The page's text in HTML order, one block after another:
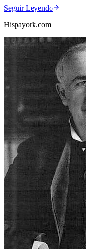
Seguir Leyendo
Hispayork.com